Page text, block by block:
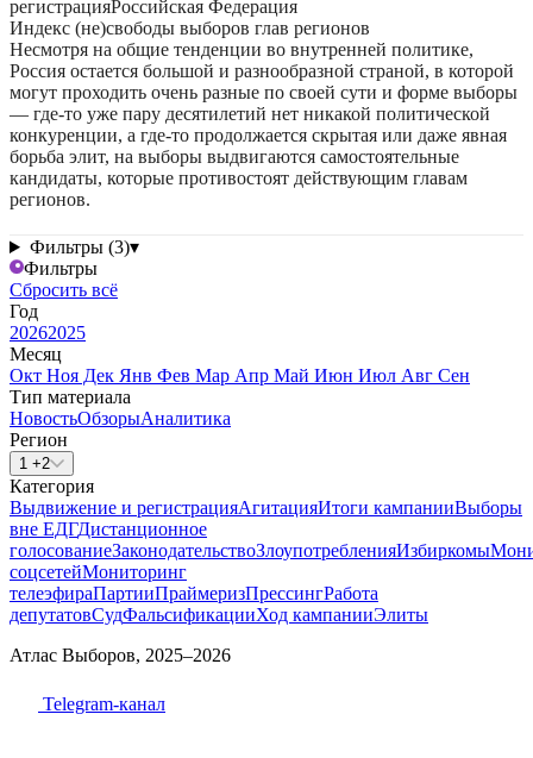
регистрацияРоссийская Федерация
Индекс (не)свободы выборов глав регионов
Несмотря на общие тенденции во внутренней политике,
Россия остается большой и разнообразной страной, в которой
могут проходить очень разные по своей сути и форме выборы
— где-то уже пару десятилетий нет никакой политической
конкуренции, а где-то продолжается скрытая или даже явная
борьба элит, на выборы выдвигаются самостоятельные
кандидаты, которые противостоят действующим главам
регионов.
Фильтры (3)▾
Фильтры
Сбросить всё
Год
20262025
Месяц
Окт Ноя Дек Янв Фев Мар Апр Май Июн Июл Авг Сен
Тип материала
НовостьОбзорыАналитика
Регион
1 +2
Категория
Выдвижение и регистрацияАгитацияИтоги кампанииВыборы
вне ЕДГДистанционное
голосованиеЗаконодательствоЗлоупотребленияИзбиркомы
соцсетейМониторинг
телеэфираПартииПраймеризПрессингРабота
депутатовСудФальсификацииХод кампанииЭлиты
Атлас Выборов, 2025–2026
Telegram-канал